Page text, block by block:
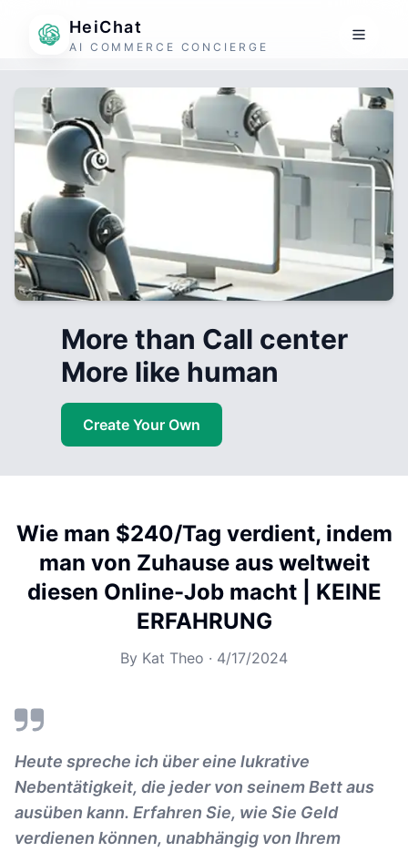
HeiChat
AI COMMERCE CONCIERGE
More than Call center
More like human
Create Your Own
Wie man $240/Tag verdient, indem
man von Zuhause aus weltweit
diesen Online-Job macht | KEINE
ERFAHRUNG
By Kat Theo · 4/17/2024
Heute spreche ich über eine lukrative
Nebentätigkeit, die jeder von seinem Bett aus
ausüben kann. Erfahren Sie, wie Sie Geld
verdienen können, unabhängig von Ihrem